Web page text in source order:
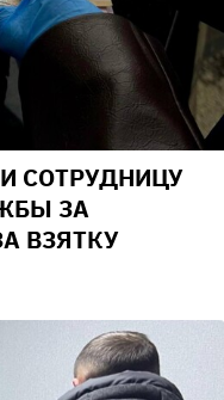
СОТРУДНИЦУ
ЗА
ВЗЯТКУ